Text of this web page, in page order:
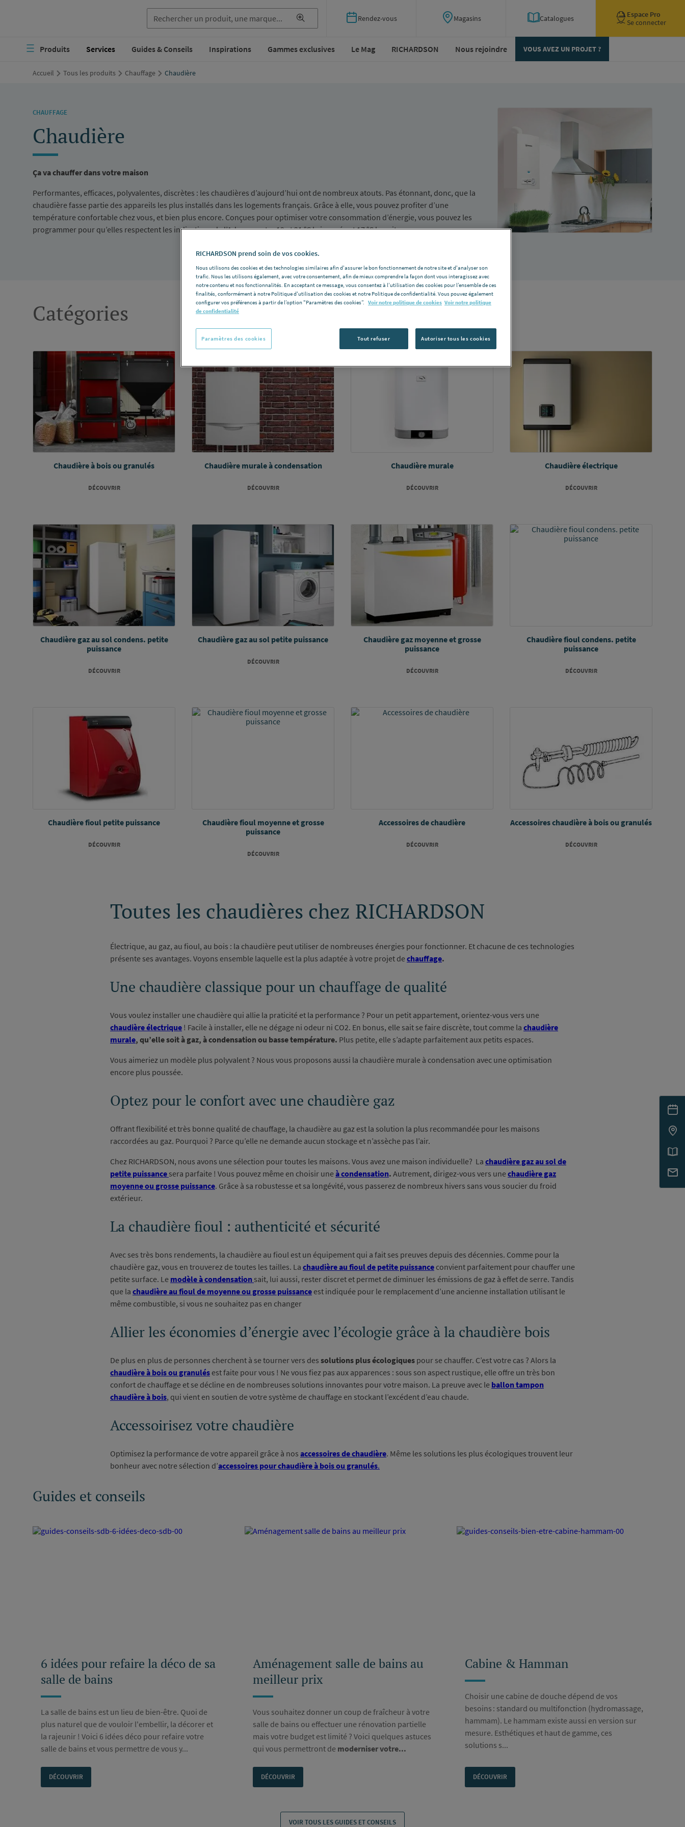
contenu
Rendez-vous Magasins Catalogues
Espace Pro
Se connecter
Navigation
principaleProduits Services Guides & Conseils Inspirations Gammes exclusives Le Mag RICHARDSON Nous rejoindre VOUS AVEZ UN PROJET ?
Accueil Tous les produits Chauffage Chaudière
CHAUFFAGE
Chaudière
Ça va chauffer dans votre maison
Performantes, efficaces, polyvalentes, discrètes : les chaudières d’aujourd’hui ont de nombreux atouts. Pas étonnant, donc, que la
chaudière fasse partie des appareils les plus installés dans les logements français. Grâce à elle, vous pouvez profiter d’une
température confortable chez vous, et bien plus encore. Conçues pour optimiser votre consommation d’énergie, vous pouvez les
programmer pour qu’elles respectent les indications de l’Ademe : entre 19 et 21 °C la journée et 17 °C la nuit.
Catégories
Chaudière à bois ou granulés
DÉCOUVRIR
Chaudière murale à condensation
DÉCOUVRIR
Chaudière murale
DÉCOUVRIR
Chaudière électrique
DÉCOUVRIR
Chaudière gaz au sol condens. petite
puissance
DÉCOUVRIR
Chaudière gaz au sol petite puissance
DÉCOUVRIR
Chaudière gaz moyenne et grosse
puissance
DÉCOUVRIR
Chaudière fioul condens. petite
puissance
DÉCOUVRIR
Chaudière fioul petite puissance
DÉCOUVRIR
Chaudière fioul moyenne et grosse
puissance
DÉCOUVRIR
Accessoires de chaudière
DÉCOUVRIR
Accessoires chaudière à bois ou granulés
DÉCOUVRIR
Toutes les chaudières chez RICHARDSON
Électrique, au gaz, au fioul, au bois : la chaudière peut utiliser de nombreuses énergies pour fonctionner. Et chacune de ces technologies
présente ses avantages. Voyons ensemble laquelle est la plus adaptée à votre projet dechauffage.
Une chaudière classique pour un chauffage de qualité
Vous voulez installer une chaudière qui allie la praticité et la performance ? Pour un petit appartement, orientez-vous vers une
chaudière électrique ! Facile à installer, elle ne dégage ni odeur ni CO2. En bonus, elle sait se faire discrète, tout comme la chaudière
murale, qu’elle soit à gaz, à condensation ou basse température. Plus petite, elle s’adapte parfaitement aux petits espaces.
Vous aimeriez un modèle plus polyvalent ? Nous vous proposons aussi la chaudière murale à condensation avec une optimisation
encore plus poussée.
Optez pour le confort avec une chaudière gaz
Offrant flexibilité et très bonne qualité de chauffage, la chaudière au gaz est la solution la plus recommandée pour les maisons
raccordées au gaz. Pourquoi ? Parce qu’elle ne demande aucun stockage et n’assèche pas l’air.
Chez RICHARDSON, nous avons une sélection pour toutes les maisons. Vous avez une maison individuelle? La chaudière gaz au sol de
petite puissance sera parfaite ! Vous pouvez même en choisir uneà condensation. Autrement, dirigez-vous vers unechaudière gaz
moyenne ou grosse puissance. Grâce à sa robustesse et sa longévité, vous passerez de nombreux hivers sans vous soucier du froid
extérieur.
La chaudière fioul : authenticité et sécurité
Avec ses très bons rendements, la chaudière au fioul est un équipement qui a fait ses preuves depuis des décennies. Comme pour la
chaudière gaz, vous en trouverez de toutes les tailles. La chaudière au fioul de petite puissance convient parfaitement pour chauffer une
petite surface. Le modèle à condensation sait, lui aussi, rester discret et permet de diminuer les émissions de gaz à effet de serre. Tandis
que la chaudière au fioul de moyenne ou grosse puissance est indiquée pour le remplacement d’une ancienne installation utilisant le
même combustible, si vous ne souhaitez pas en changer
Allier les économies d’énergie avec l’écologie grâce à la chaudière bois
De plus en plus de personnes cherchent à se tourner vers des solutions plus écologiques pour se chauffer. C’est votre cas ? Alors la
chaudière à bois ou granulés est faite pour vous ! Ne vous fiez pas aux apparences : sous son aspect rustique, elle offre un très bon
confort de chauffage et se décline en de nombreuses solutions innovantes pour votre maison. La preuve avec le ballon tampon
chaudière à bois, qui vient en soutien de votre système de chauffage en stockant l’excédent d’eau chaude.
Accessoirisez votre chaudière
Optimisez la performance de votre appareil grâce à nos accessoires de chaudière. Même les solutions les plus écologiques trouvent leur
bonheur avec notre sélection d’accessoires pour chaudière à bois ou granulés.
Guides et conseils
6 idées pour refaire la déco de sa
salle de bains
La salle de bains est un lieu de bien-être. Quoi de
plus naturel que de vouloir l'embellir, la décorer et
la rajeunir ! Voici 6 idées déco pour refaire votre
salle de bains et vous permettre de vous y...
DÉCOUVRIR
Aménagement salle de bains au
meilleur prix
Vous souhaitez donner un coup de fraîcheur à votre
salle de bains ou effectuer une rénovation partielle
mais votre budget est limité ? Voici quelques astuces
qui vous permettront de moderniser votre...
DÉCOUVRIR
Cabine & Hamman
Choisir une cabine de douche dépend de vos
besoins : standard ou multifonction (hydromassage,
hammam). Le hammam existe aussi en version sur
mesure. Esthétiques et haut de gamme, ces
solutions s...
DÉCOUVRIR
VOIR TOUS LES GUIDES ET CONSEILS
RICHARDSON prend soin de vos cookies.
Nous utilisons des cookies et des technologies similaires afin d'assurer le bon fonctionnement de notre site et d'analyser son
trafic. Nous les utilisons également, avec votre consentement, afin de mieux comprendre la façon dont vous interagissez avec
notre contenu et nos fonctionnalités. En acceptant ce message, vous consentez à l’utilisation des cookies pour l’ensemble de ces
finalités, conformément à notre Politique d'utilisation des cookies et notre Politique de confidentialité. Vous pouvez également
configurer vos préférences à partir de l’option "Paramètres des cookies”. Voir notre politique de cookies Voir notre politique
de confidentialité
Tout refuser Autoriser tous les cookies
Paramètres des cookies